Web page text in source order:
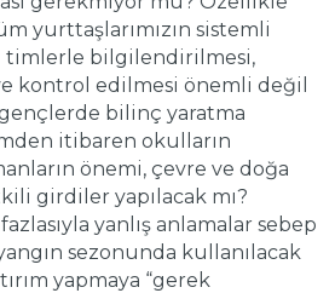
yurttaşlarımızın sistemli
timlerle bilgilendirilmesi,
kontrol edilmesi önemli değil
bilinç yaratma
itibaren okulların
önemi, çevre ve doğa
girdiler yapılacak mı?
yanlış anlamalar sebep
sezonunda kullanılacak
yapmaya “gerek